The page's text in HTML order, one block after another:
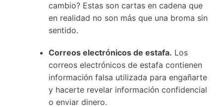
cambio? Estas son cartas en cadena que
en realidad no son más que una broma sin
sentido.
Correos electrónicos de estafa. Los
correos electrónicos de estafa contienen
información falsa utilizada para engañarte
y hacerte revelar información confidencial
o enviar dinero.